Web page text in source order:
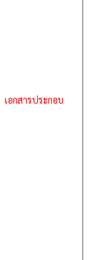
เอกสารประกอบ